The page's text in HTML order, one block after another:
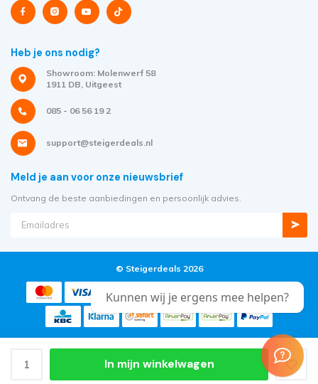
In mijn winkelwagen
Heb je ons nodig?
Showroom: Molenwerf 58
1911 DB, Uitgeest
085 - 06 56 19 2
support@steigerdeals.nl
Meld je aan voor onze nieuwsbrief
Ontvang de beste aanbiedingen en persoonlijk advies.
© Steigerdeals 2026
Kunnen wij je ergens mee helpen?